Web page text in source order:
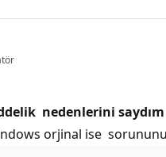
nedenlerini saydım
orjinal ise